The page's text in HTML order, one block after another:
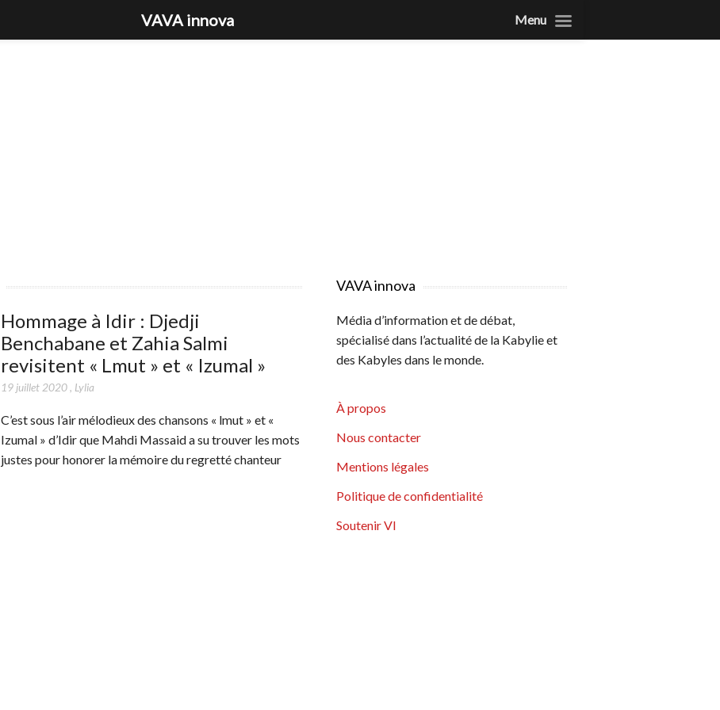
Hommage à Idir : Djedji
Benchabane et Zahia Salmi
revisitent « Lmut » et « Izumal »
19 juillet 2020, Lylia
C’est sous l’air mélodieux des chansons « lmut » et «
Izumal » d’Idir que Mahdi Massaid a su trouver les mots
justes pour honorer la mémoire du regretté chanteur
VAVA innova
Média d’information et de débat,
spécialisé dans l’actualité de la Kabylie et
des Kabyles dans le monde.
À propos
Nous contacter
Mentions légales
Politique de confidentialité
Soutenir VI
VAVA innova Menu